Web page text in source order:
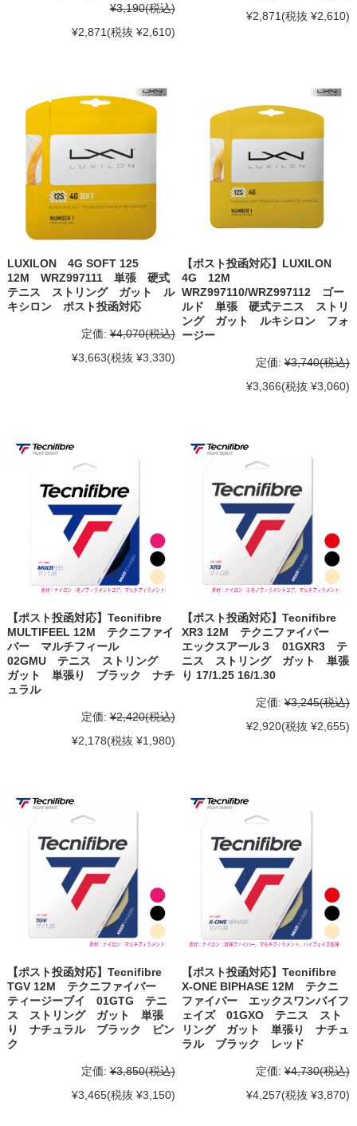
¥3,190(税込)
¥2,871(税抜 ¥2,610)
¥2,871(税抜 ¥2,610)
LUXILON 4G SOFT 125
12M WRZ997111 単張 硬式
テニス ストリング ガット ル
キシロン ポスト投函対応
定価: ¥4,070(税込)
¥3,663(税抜 ¥3,330)
【ポスト投函対応】LUXILON
4G 12M
WRZ997110/WRZ997112 ゴー
ルド 単張 硬式テニス ストリ
ング ガット ルキシロン フォ
ージー
定価: ¥3,740(税込)
¥3,366(税抜 ¥3,060)
【ポスト投函対応】Tecnifibre
MULTIFEEL 12M テクニファイ
バー マルチフィール
02GMU テニス ストリング
ガット 単張り ブラック ナチ
ュラル
定価: ¥2,420(税込)
¥2,178(税抜 ¥1,980)
【ポスト投函対応】Tecnifibre
XR3 12M テクニファイバー
エックスアール３ 01GXR3 テ
ニス ストリング ガット 単張
り 17/1.25 16/1.30
定価: ¥3,245(税込)
¥2,920(税抜 ¥2,655)
【ポスト投函対応】Tecnifibre
TGV 12M テクニファイバー
ティージーブイ 01GTG テニ
ス ストリング ガット 単張
り ナチュラル ブラック ピン
ク
定価: ¥3,850(税込)
¥3,465(税抜 ¥3,150)
【ポスト投函対応】Tecnifibre
X-ONE BIPHASE 12M テクニ
ファイバー エックスワンバイフ
ェイズ 01GXO テニス スト
リング ガット 単張り ナチュ
ラル ブラック レッド
定価: ¥4,730(税込)
¥4,257(税抜 ¥3,870)